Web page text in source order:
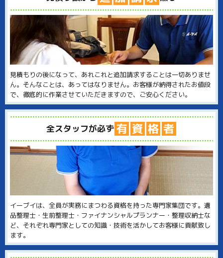
見積もりの後になって、あれこれと追加請求することは一切ありませ
ん。そんなことは、あってはなりません。お客様が納得されたお値段
で、徹底的に作業させていただきますので、ご安心ください。
全スタッフが必ず 有 資 格 者
イーブイは、全員が実務にまつわる資格を持った専門家集団です。遺
品整理士・生前整理士・ファイナンシャルプランナー・整理収納士な
ど、それぞれ専門家としての知識・技術を活かしてお客様に貢献致し
ます。